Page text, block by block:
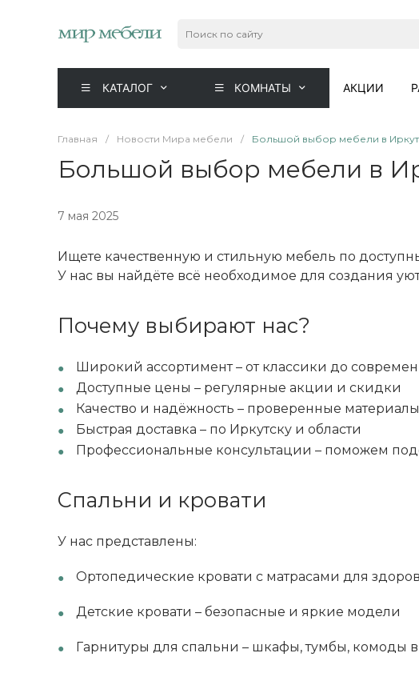
КАТАЛОГ КОМНАТЫ АКЦИИ
Главная / Новости Мира мебели / Большой выбор мебели в
Большой выбор мебели в
7 мая 2025
Ищете качественную и стильную мебель по
У нас вы найдёте всё необходимое для создания
Почему выбирают нас?
Широкий ассортимент – от классики до
Доступные цены – регулярные акции и скидки
Качество и надёжность – проверенные
Быстрая доставка – по Иркутску и области
Профессиональные консультации – поможем
Спальни и кровати
У нас представлены:
Ортопедические кровати с матрасами для
Детские кровати – безопасные и яркие модели
Гарнитуры для спальни – шкафы, тумбы, комоды